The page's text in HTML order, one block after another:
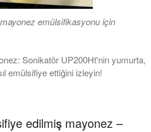
emülsifikasyonu için
Sonikatör UP200Ht'nin yumurta,
emülsifiye ettiğini izleyin!
edilmiş mayonez –